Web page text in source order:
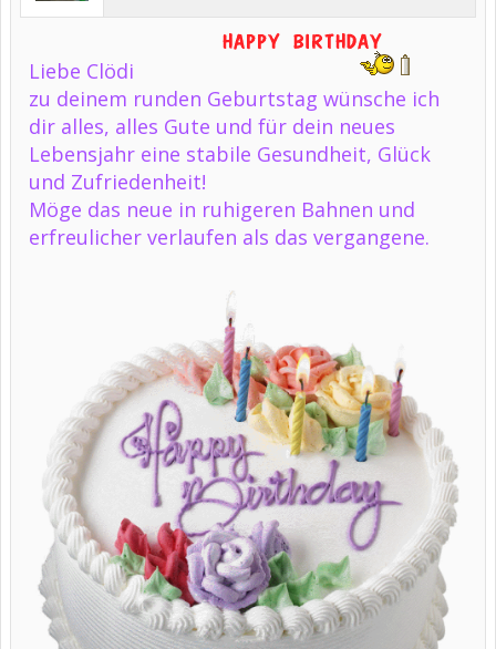
Liebe Clödi
zu deinem runden Geburtstag wünsche ich
dir alles, alles Gute und für dein neues
Lebensjahr eine stabile Gesundheit, Glück
und Zufriedenheit!
Möge das neue in ruhigeren Bahnen und
erfreulicher verlaufen als das vergangene.